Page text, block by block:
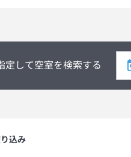
ーのお客様用メニューならびに
すが、お客様におかれまして
定して空室を検索する
込み